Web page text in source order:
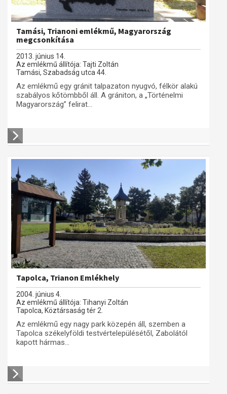
Tamási, Trianoni emlékmű, Magyarország
megcsonkítása
2013. június 14.
Az emlékmű állítója: Tajti Zoltán
Tamási, Szabadság utca 44.
Az emlékmű egy gránit talpazaton nyugvó, félkör alakú
szabályos kőtömbből áll. A grániton, a „Történelmi
Magyarország” felirat...
Tapolca, Trianon Emlékhely
2004. június 4.
Az emlékmű állítója: Tihanyi Zoltán
Tapolca, Köztársaság tér 2.
Az emlékmű egy nagy park közepén áll, szemben a
Tapolca székelyföldi testvértelepülésétől, Zabolától
kapott hármas...